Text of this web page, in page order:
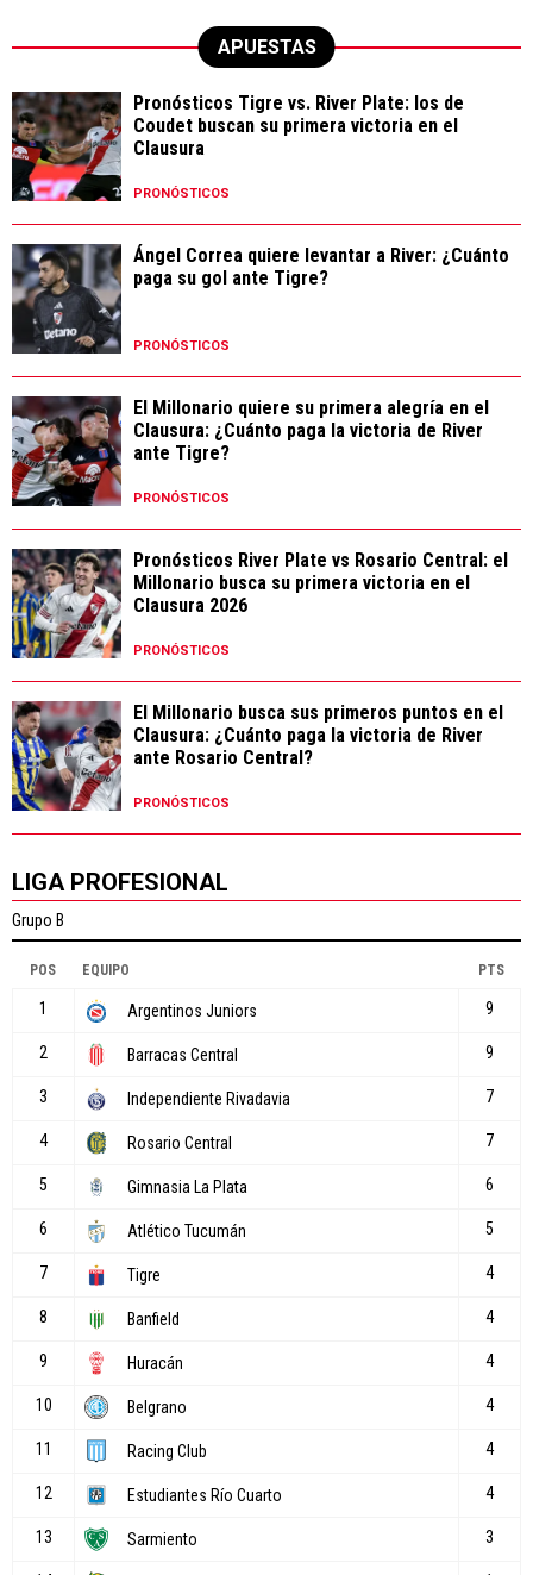
APUESTAS
Pronósticos Tigre vs. River Plate: los de
Coudet buscan su primera victoria en el
Clausura
PRONÓSTICOS
Ángel Correa quiere levantar a River: ¿Cuánto
paga su gol ante Tigre?
PRONÓSTICOS
El Millonario quiere su primera alegría en el
Clausura: ¿Cuánto paga la victoria de River
ante Tigre?
PRONÓSTICOS
Pronósticos River Plate vs Rosario Central: el
Millonario busca su primera victoria en el
Clausura 2026
PRONÓSTICOS
El Millonario busca sus primeros puntos en el
Clausura: ¿Cuánto paga la victoria de River
ante Rosario Central?
PRONÓSTICOS
LIGA PROFESIONAL